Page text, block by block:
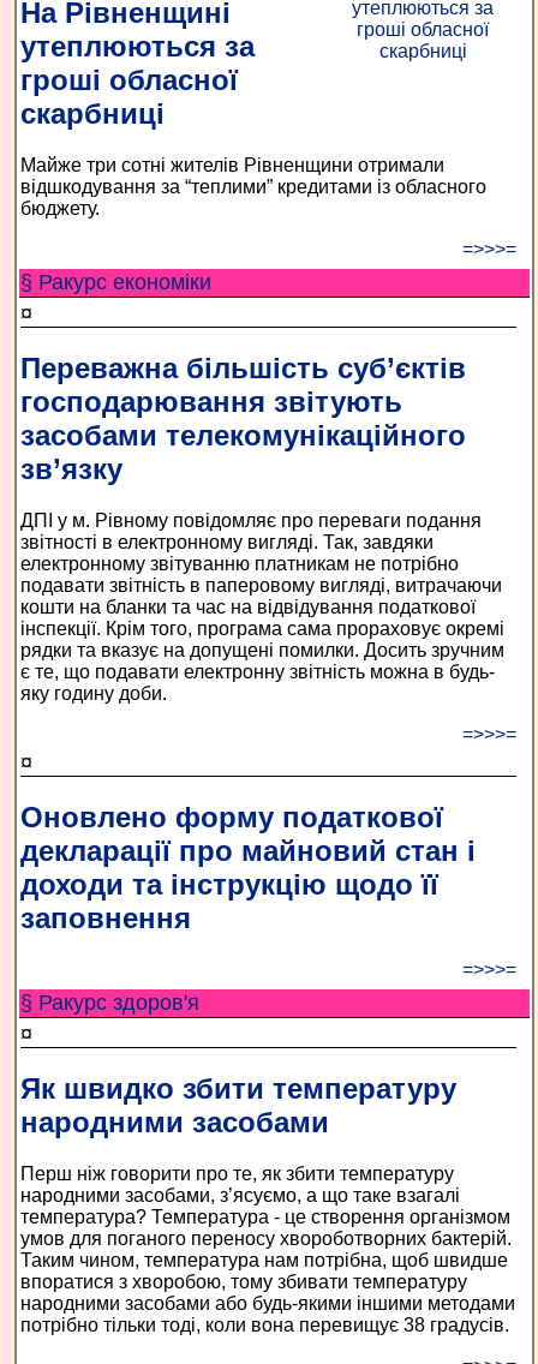
На Рівненщині
утеплюються за
гроші обласної
скарбниці
Майже три сотні жителів Рівненщини отримали
відшкодування за “теплими” кредитами із обласного
бюджету.
=>>>=
§ Ракурс економiки
¤
Переважна більшість суб’єктів
господарювання звітують
засобами телекомунікаційного
зв’язку
ДПІ у м. Рівному повідомляє про переваги подання
звітності в електронному вигляді. Так, завдяки
електронному звітуванню платникам не потрібно
подавати звітність в паперовому вигляді, витрачаючи
кошти на бланки та час на відвідування податкової
інспекції. Крім того, програма сама прораховує окремі
рядки та вказує на допущені помилки. Досить зручним
є те, що подавати електронну звітність можна в будь-
яку годину доби.
=>>>=
¤
Оновлено форму податкової
декларації про майновий стан і
доходи та інструкцію щодо її
заповнення
=>>>=
§ Ракурс здоров'я
¤
Як швидко збити температуру
народними засобами
Перш ніж говорити про те, як збити температуру
народними засобами, з’ясуємо, а що таке взагалі
температура? Температура - це створення організмом
умов для поганого переносу хвороботворних бактерій.
Таким чином, температура нам потрібна, щоб швидше
впоратися з хворобою, тому збивати температуру
народними засобами або будь-якими іншими методами
потрібно тільки тоді, коли вона перевищує 38 градусів.